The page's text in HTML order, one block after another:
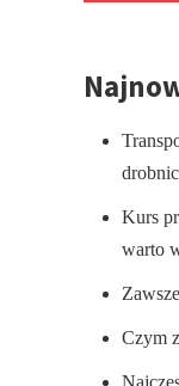
Kurs
warto
Czym